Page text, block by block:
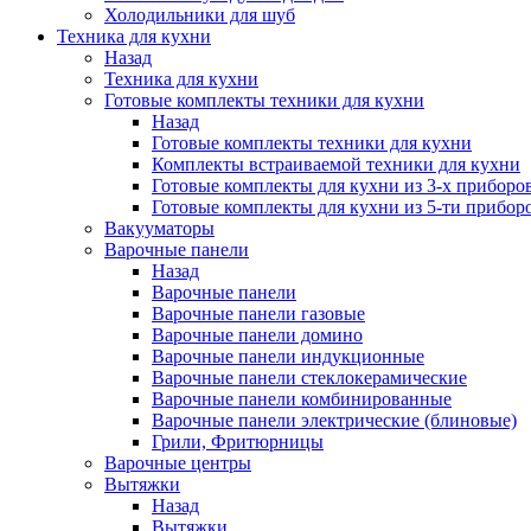
Холодильники для шуб
Техника для кухни
Назад
Техника для кухни
Готовые комплекты техники для кухни
Назад
Готовые комплекты техники для кухни
Комплекты встраиваемой техники для кухни
Готовые комплекты для кухни из 3-х
Готовые комплекты для кухни из 5-ти
Вакууматоры
Варочные панели
Назад
Варочные панели
Варочные панели газовые
Варочные панели домино
Варочные панели индукционные
Варочные панели стеклокерамические
Варочные панели комбинированные
Варочные панели электрические (блиновые)
Грили, Фритюрницы
Варочные центры
Вытяжки
Назад
Вытяжки